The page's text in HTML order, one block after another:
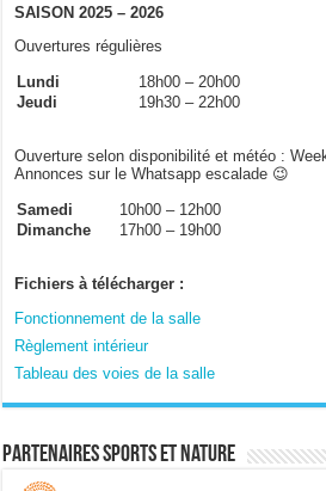
SAISON 2025 – 2026
Ouvertures régulières
Lundi
18h00 – 20h00
Jeudi
19h30 – 22h00
Ouverture selon disponibilité et météo :
Annonces sur le Whatsapp escalade 😉
Samedi
10h00 – 12h00
Dimanche
17h00 – 19h00
Fichiers à télécharger :
Fonctionnement de la salle
Règlement intérieur
Tableau des voies de la salle
Partenaires sports et nature